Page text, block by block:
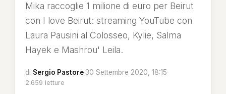
Mika raccoglie 1 milione di euro per Beirut
con I love Beirut: streaming YouTube con
Laura Pausini al Colosseo, Kylie, Salma
Hayek e Mashrou' Leila.
di Sergio Pastore·30 Settembre 2020, 18:15·
2.659 letture